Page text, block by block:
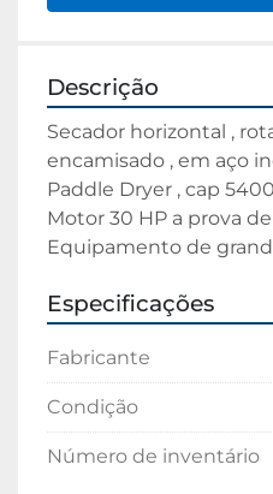
Descrição
Secador horizontal ,
encamisado , em aço
Paddle Dryer , cap
Motor 30 HP a prova
Equipamento de
Especificações
Fabricante
Condição
Número de inventário